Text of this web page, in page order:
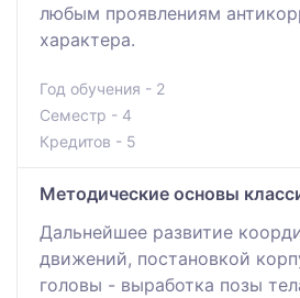
любым проявлениям
характера.
Год обучения - 2
Семестр - 4
Кредитов - 5
Методические основы
Дальнейшее развитие
движений, постановкой
головы - выработка позы